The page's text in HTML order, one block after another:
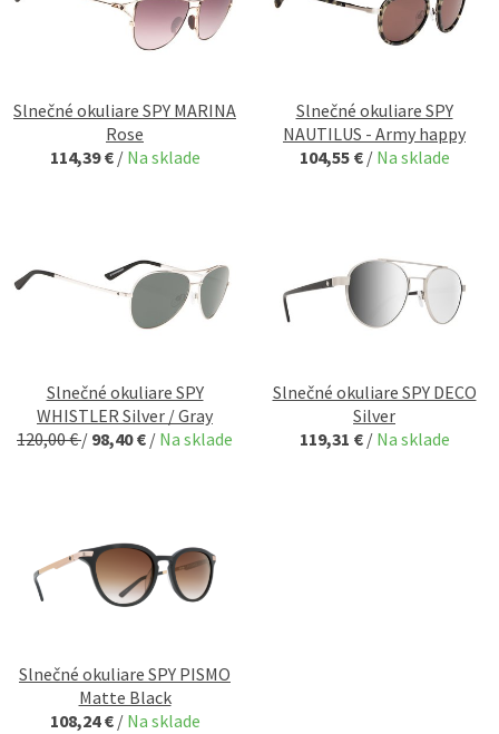
Slnečné okuliare SPY MARINA
Rose
114,39 € / Na sklade
Slnečné okuliare SPY
NAUTILUS - Army happy
104,55 € / Na sklade
Slnečné okuliare SPY
WHISTLER Silver / Gray
120,00 €/ 98,40 € / Na sklade
Slnečné okuliare SPY DECO
Silver
119,31 € / Na sklade
Slnečné okuliare SPY PISMO
Matte Black
108,24 € / Na sklade